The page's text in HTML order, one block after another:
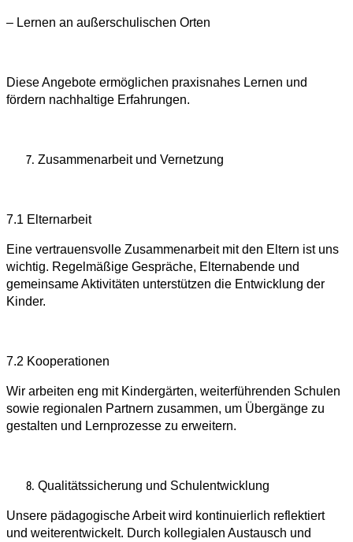
– Lernen an außerschulischen Orten
Diese Angebote ermöglichen praxisnahes Lernen und
fördern nachhaltige Erfahrungen.
Zusammenarbeit und Vernetzung
7.1 Elternarbeit
Eine vertrauensvolle Zusammenarbeit mit den Eltern ist uns
wichtig. Regelmäßige Gespräche, Elternabende und
gemeinsame Aktivitäten unterstützen die Entwicklung der
Kinder.
7.2 Kooperationen
Wir arbeiten eng mit Kindergärten, weiterführenden Schulen
sowie regionalen Partnern zusammen, um Übergänge zu
gestalten und Lernprozesse zu erweitern.
Qualitätssicherung und Schulentwicklung
Unsere pädagogische Arbeit wird kontinuierlich reflektiert
und weiterentwickelt. Durch kollegialen Austausch und